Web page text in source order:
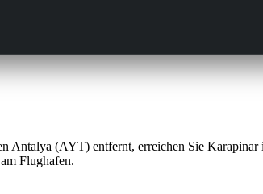
Antalya (AYT) entfernt, erreichen Sie Karapinar
Flughafen.